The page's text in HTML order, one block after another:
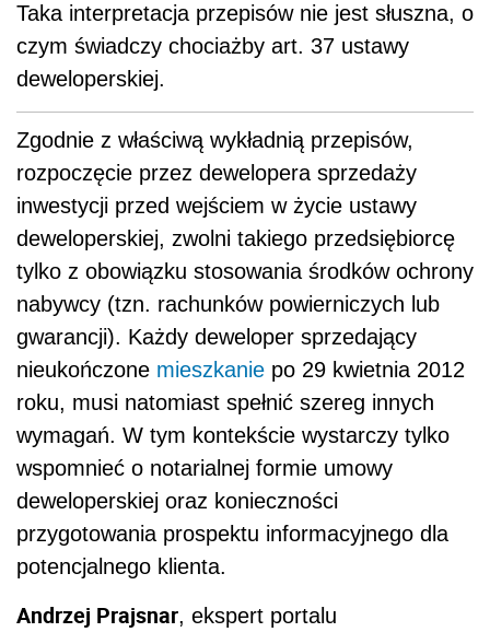
Taka interpretacja przepisów nie jest słuszna, o
czym świadczy chociażby art. 37 ustawy
deweloperskiej.
Zgodnie z właściwą wykładnią przepisów,
rozpoczęcie przez dewelopera sprzedaży
inwestycji przed wejściem w życie ustawy
deweloperskiej, zwolni takiego przedsiębiorcę
tylko z obowiązku stosowania środków ochrony
nabywcy (tzn. rachunków powierniczych lub
gwarancji). Każdy deweloper sprzedający
nieukończone mieszkanie po 29 kwietnia 2012
roku, musi natomiast spełnić szereg innych
wymagań. W tym kontekście wystarczy tylko
wspomnieć o notarialnej formie umowy
deweloperskiej oraz konieczności
przygotowania prospektu informacyjnego dla
potencjalnego klienta.
Andrzej Prajsnar, ekspert portalu